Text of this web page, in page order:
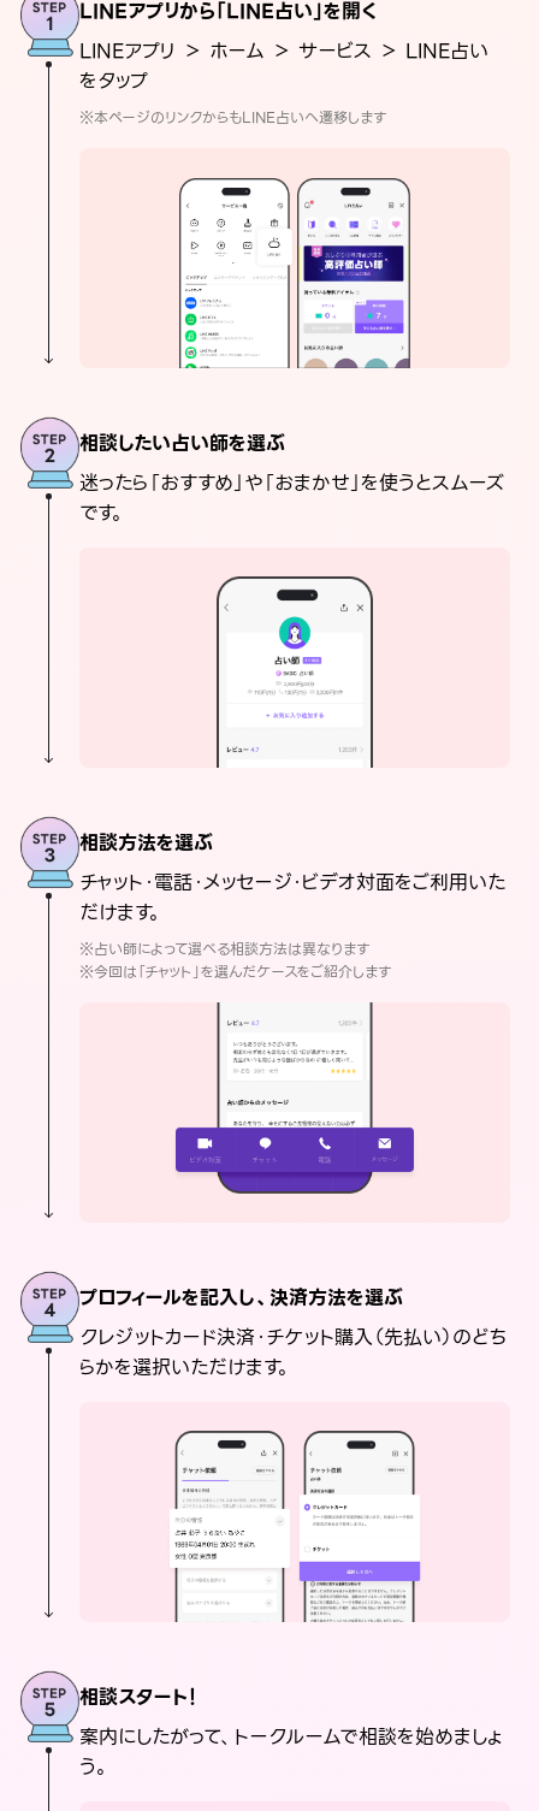
LINEアプリから「LINE占い」を開く
LINEアプリ ＞ ホーム ＞ サービス ＞ LINE占い
をタップ
※本ページのリンクからもLINE占いへ遷移します
相談したい占い師を選ぶ
迷ったら「おすすめ」や「おまかせ」を使うとスムーズ
です。
相談方法を選ぶ
チャット・電話・メッセージ・ビデオ対面をご利用いた
だけます。
※占い師によって選べる相談方法は異なります
※今回は「チャット」を選んだケースをご紹介します
プロフィールを記入し、決済方法を選ぶ
クレジットカード決済・チケット購入（先払い）のどち
らかを選択いただけます。
相談スタート！
案内にしたがって、トークルームで相談を始めましょ
う。